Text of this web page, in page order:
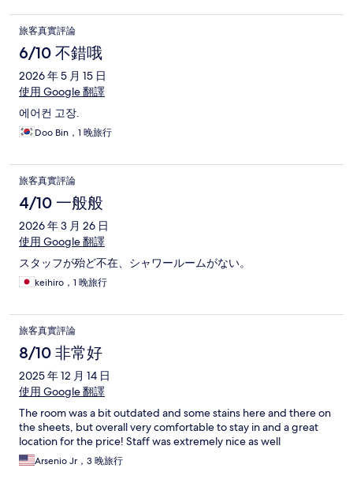
旅客真實評論
6/10 不錯哦
2026 年 5 月 15 日
使用 Google 翻譯
에어컨 고장.
Doo Bin，1 晚旅行
旅客真實評論
4/10 一般般
2026 年 3 月 26 日
使用 Google 翻譯
スタッフが殆ど不在、シャワールームがない。
keihiro，1 晚旅行
旅客真實評論
8/10 非常好
2025 年 12 月 14 日
使用 Google 翻譯
The room was a bit outdated and some stains here and there on
the sheets, but overall very comfortable to stay in and a great
location for the price! Staff was extremely nice as well
Arsenio Jr，3 晚旅行